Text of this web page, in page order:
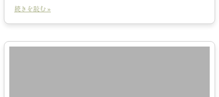
続きを読む »